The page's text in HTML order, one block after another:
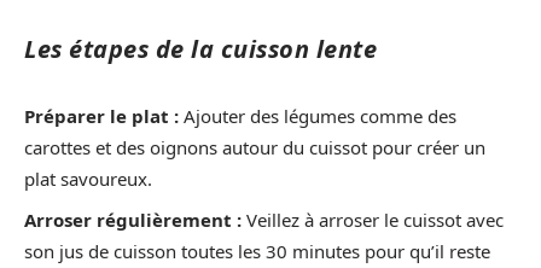
Les étapes de la cuisson lente
Préparer le plat : Ajouter des légumes comme des
carottes et des oignons autour du cuissot pour créer un
plat savoureux.
Arroser régulièrement : Veillez à arroser le cuissot avec
son jus de cuisson toutes les 30 minutes pour qu’il reste